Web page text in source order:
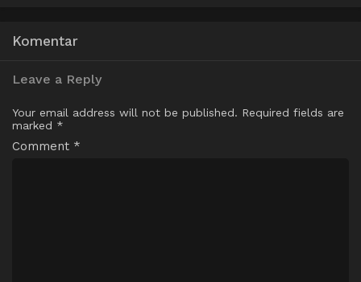
Komentar
Leave a Reply
Your email address will not be published. Required fields are
marked *
Comment *